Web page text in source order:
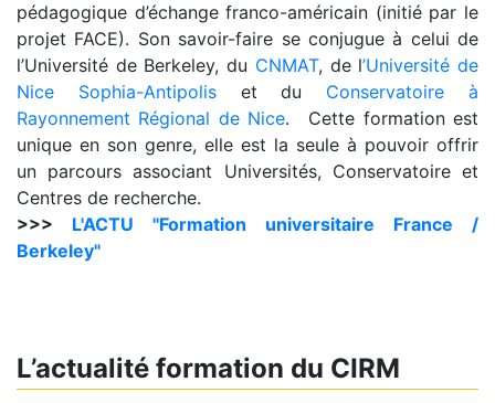
pédagogique d’échange franco-américain (initié par le
projet FACE). Son savoir-faire se conjugue à celui de
l’Université de Berkeley, du CNMAT, de l’Université de
Nice Sophia-Antipoliset du Conservatoire à
Rayonnement Régional de Nice. Cette formation est
unique en son genre, elle est la seule à pouvoir offrir
un parcours associant Universités, Conservatoire et
Centres de recherche.
>>> L'ACTU "Formation universitaire France /
Berkeley"
L’actualité formation du CIRM